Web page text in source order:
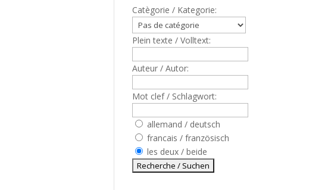
Catègorie / Kategorie:
Plein texte / Volltext:
Auteur / Autor:
Mot clef / Schlagwort:
allemand / deutsch
francais / französisch
les deux / beide